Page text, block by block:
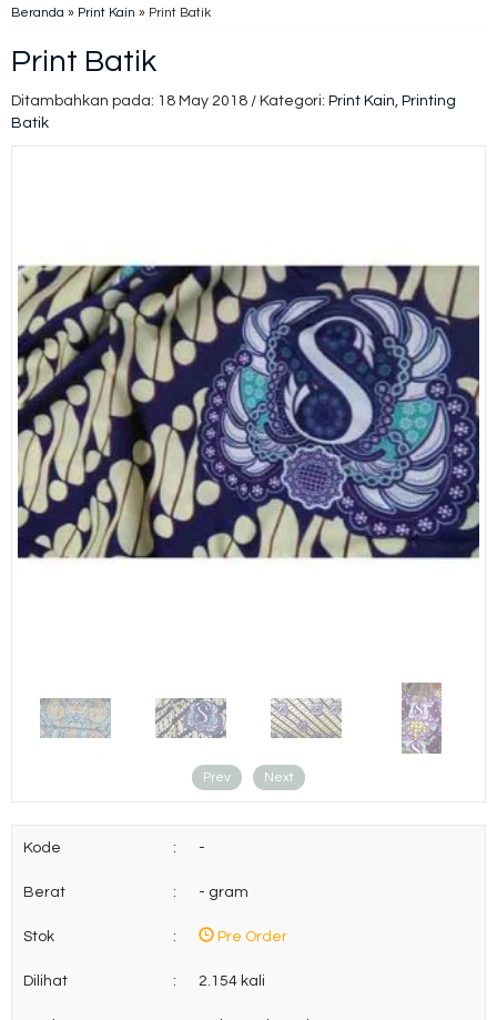
Beranda » Print Kain » Print Batik
Print Batik
Ditambahkan pada: 18 May 2018 / Kategori: Print Kain, Printing
Batik
Prev Next
Kode : -
Berat : - gram
Stok : Pre Order
Dilihat : 2.154 kali